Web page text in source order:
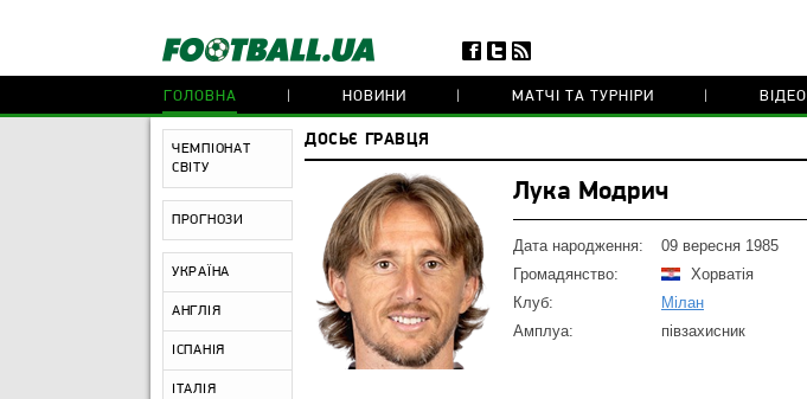
ГОЛОВНА НОВИНИ МАТЧІ ТА ТУРНІРИ ВІДЕО
ЧЕМПІОНАТ
СВІТУ
ПРОГНОЗИ
УКРАЇНА
АНГЛІЯ
ІСПАНІЯ
ІТАЛІЯ
ДОСЬЄ ГРАВЦЯ
Лука Модрич
Дата народження:
09 вересня 1985
Громадянство:
Хорватія
Клуб:
Мілан
Амплуа:
півзахисник